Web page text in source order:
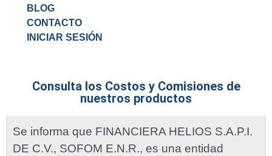
BLOG
CONTACTO
INICIAR SESIÓN
Consulta los Costos y Comisiones de
nuestros productos
Se informa que FINANCIERA HELIOS S.A.P.I.
DE C.V., SOFOM E.N.R., es una entidad